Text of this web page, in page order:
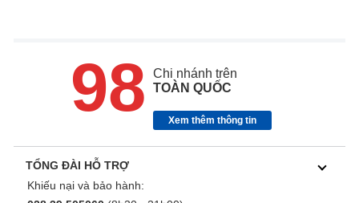
98
Chi nhánh trên
TOÀN QUỐC
Xem thêm thông tin
TỔNG ĐÀI HỖ TRỢ
Khiếu nại và bảo hành: